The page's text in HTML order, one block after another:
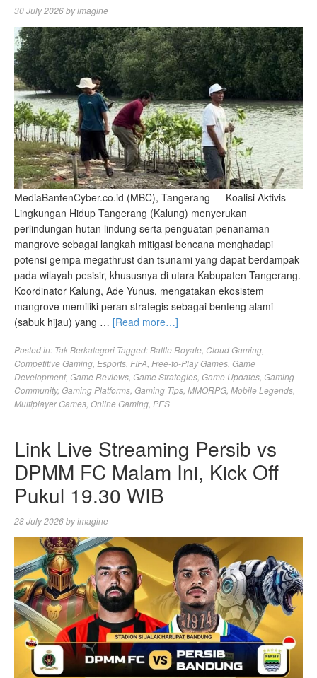
30 July 2026byimagine
MediaBantenCyber.co.id (MBC), Tangerang — Koalisi Aktivis
Lingkungan Hidup Tangerang (Kalung) menyerukan
perlindungan hutan lindung serta penguatan penanaman
mangrove sebagai langkah mitigasi bencana menghadapi
potensi gempa megathrust dan tsunami yang dapat berdampak
pada wilayah pesisir, khususnya di utara Kabupaten Tangerang.
Koordinator Kalung, Ade Yunus, mengatakan ekosistem
mangrove memiliki peran strategis sebagai benteng alami
(sabuk hijau) yang … [Read more…]
Posted in: Tak Berkategori Tagged:Battle Royale, Cloud Gaming,
Competitive Gaming, Esports, FIFA, Free-to-Play Games, Game
Development, Game Reviews, Game Strategies, Game Updates, Gaming
Community, Gaming Platforms, Gaming Tips, MMORPG, Mobile Legends,
Multiplayer Games, Online Gaming, PES
Link Live Streaming Persib vs
DPMM FC Malam Ini, Kick Off
Pukul 19.30 WIB
28 July 2026byimagine